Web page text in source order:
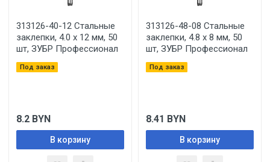
313126-40-12 Стальные
заклепки, 4.0 х 12 мм, 50
шт, ЗУБР Профессионал
Под заказ
8.2 BYN
В корзину
313126-48-08 Стальные
заклепки, 4.8 х 8 мм, 50
шт, ЗУБР Профессионал
Под заказ
8.41 BYN
В корзину